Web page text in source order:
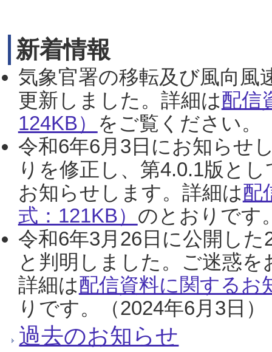
新着情報
気象官署の移転及び風向風
更新しました。詳細は配信
124KB） をご覧ください。
令和6年6月3日にお知らせ
りを修正し、第4.0.1版と
お知らせします。詳細は配
式：121KB） のとおりです
令和6年3月26日に公開し
と判明しました。ご迷惑
詳細は配信資料に関するお
りです。（2024年6月3日）
過去のお知らせ